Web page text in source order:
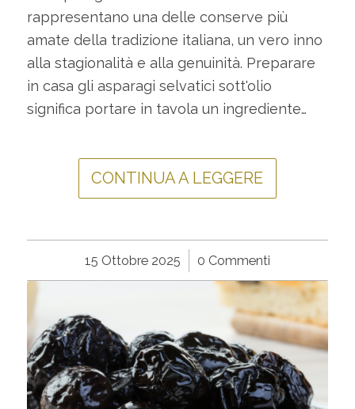
rappresentano una delle conserve più
amate della tradizione italiana, un vero inno
alla stagionalità e alla genuinità. Preparare
in casa gli asparagi selvatici sott'olio
significa portare in tavola un ingrediente…
CONTINUA A LEGGERE
15 Ottobre 2025
/ 0 Commenti